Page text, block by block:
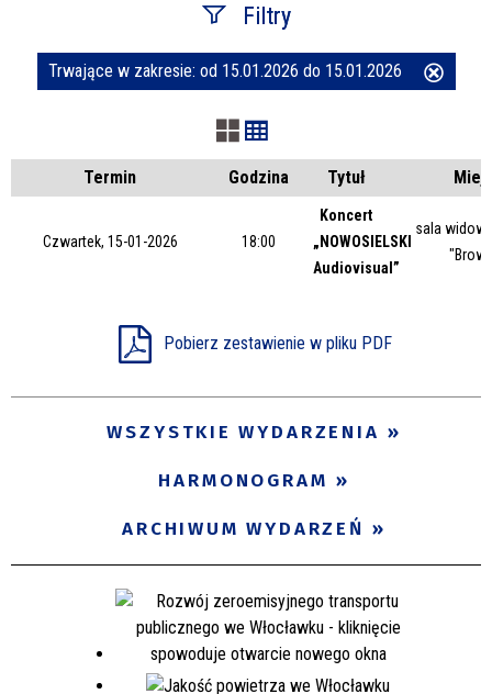
Filtry
Szukana fraza
Kategoria
Trwające w zakresie
Trwające w zakresie: od 15.01.2026 do 15.01.2026
Termin Godzina Tytuł
Czwartek, 15-01-2026 18:00
Koncert
„NOWOSIELSKI
Audiovisual”
sala
Pobierz zestawienie w pliku PDF
WSZYSTKIE WYDARZENIA
HARMONOGRAM
ARCHIWUM WYDARZEŃ